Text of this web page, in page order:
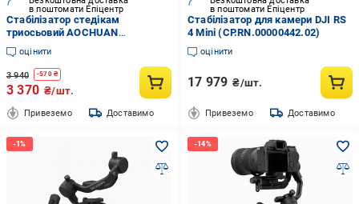
в поштомати Епіцентр
Стабілізатор стедікам
триосьовий AOCHUAN
SMARTxPro Professional Gimbal
Stabilizer for Smartphone 3200
mAh Grey (AOCHUAN-
SMARTXPRO-G)
оцінити
3 940 -570₴
3 370 ₴/шт.
Привеземо Доставимо
в поштомати Епіцентр
Стабілізатор для камери DJI RS
4 Mini (CP.RN.00000442.02)
оцінити
17 979 ₴/шт.
Привеземо Доставимо